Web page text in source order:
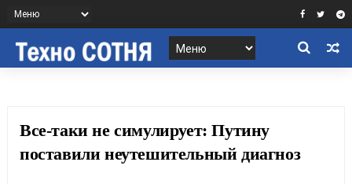
Все-таки не симулирует: Путину
поставили неутешительный диагноз